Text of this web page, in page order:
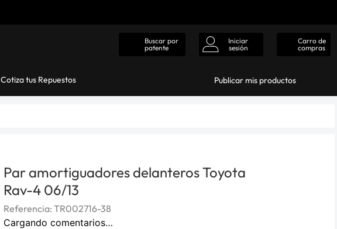
Buscar por
patente
Iniciar
sesión
Carro de
compras
Cotiza tus Repuestos Publicar mis productos
Par amortiguadores delanteros Toyota
Rav-4 06/13
Referencia: TR002716-38
Cargando comentarios…